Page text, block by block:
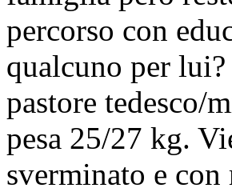
percorso con
qualcuno per
pastore tedesco/
pesa 25/27 kg.
sverminato e